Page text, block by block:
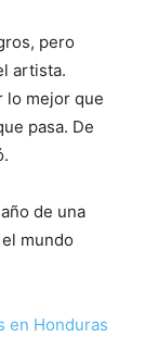
pero
artista.
lo mejor que
pasa. De
de una
mundo
en Honduras